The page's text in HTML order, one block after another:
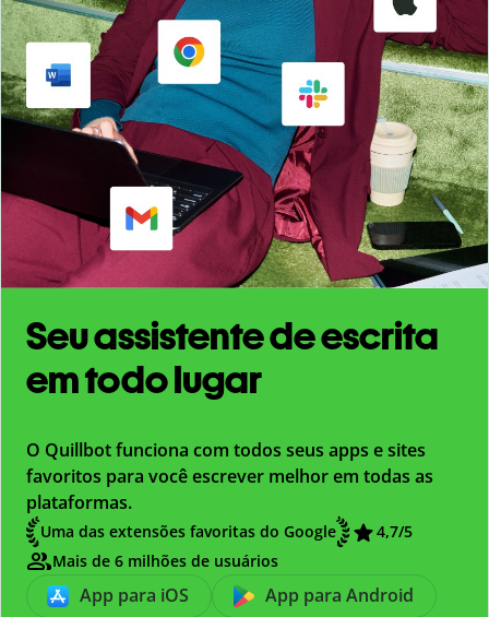
Seu assistente de escrita
em todo lugar
O Quillbot funciona com todos seus apps e sites
favoritos para você escrever melhor em todas as
plataformas.
Uma das extensões favoritas do Google 4,7/5
Mais de 6 milhões de usuários
App para iOS App para Android